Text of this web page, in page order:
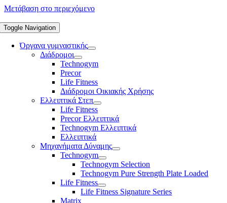
Μετάβαση στο περιεχόμενο
Toggle Navigation
Όργανα γυμναστικής
Διάδρομοι
Technogym
Precor
Life Fitness
Διάδρομοι Οικιακής Χρήσης
Ελλειπτικά Στεπ
Life Fitness
Precor Ελλειπτικά
Technogym Ελλειπτικά
Ελλειπτικά
Μηχανήματα Δύναμης
Technogym
Technogym Selection
Technogym Pure Strength Plate Loaded
Life Fitness
Life Fitness Signature Series
Matrix